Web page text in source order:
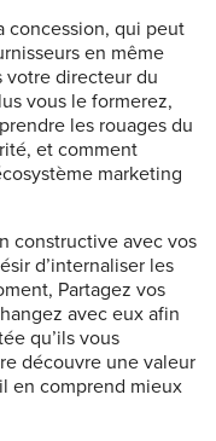
concession, qui peut
en même
votre directeur du
vous le formerez,
les rouages du
et comment
marketing
constructive avec vos
d’internaliser les
Partagez vos
avec eux afin
qu’ils vous
découvre une valeur
en comprend mieux